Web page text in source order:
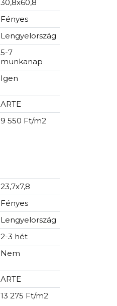
30,8x60,8
Fényes
Lengyelország
5-7
munkanap
Igen
ARTE
9 550 Ft/m2
23,7x7,8
Fényes
Lengyelország
2-3 hét
Nem
ARTE
13 275 Ft/m2